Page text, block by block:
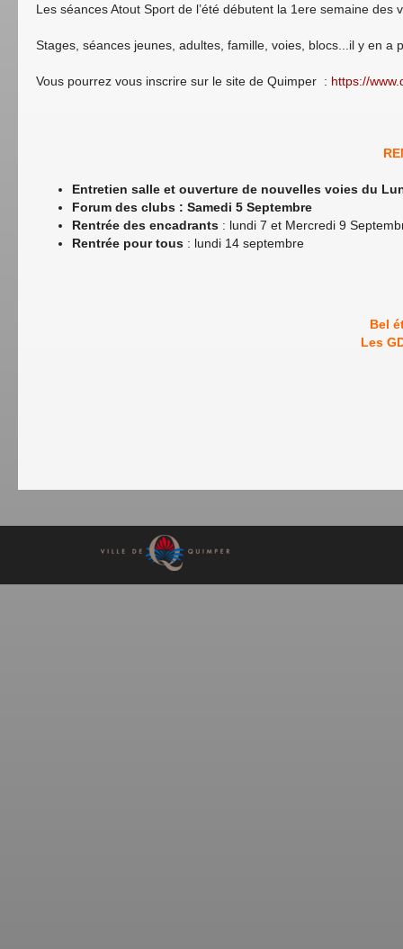
Les séances Atout Sport de l’été débutent la 1ere semaine des
Stages, séances jeunes, adultes, famille, voies, blocs...il y en a
Vous pourrez vous inscrire sur le site de Quimper : https://
Entretien salle et ouverture de nouvelles voies du
Forum des clubs : Samedi 5 Septembre
Rentrée des encadrants : lundi 7 et Mercredi 9
Rentrée pour tous : lundi 14 septembre
Bel
Les